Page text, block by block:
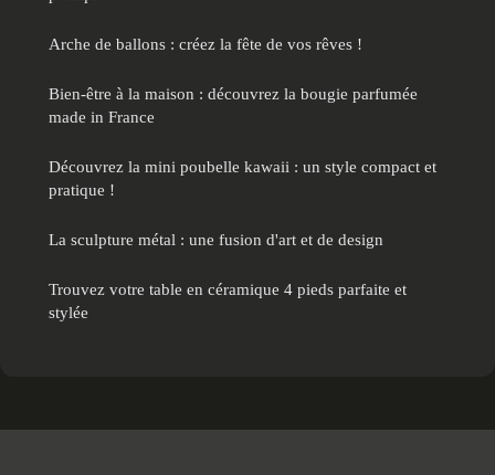
Arche de ballons : créez la fête de vos rêves !
Bien-être à la maison : découvrez la bougie parfumée
made in France
Découvrez la mini poubelle kawaii : un style compact et
pratique !
La sculpture métal : une fusion d'art et de design
Trouvez votre table en céramique 4 pieds parfaite et
stylée